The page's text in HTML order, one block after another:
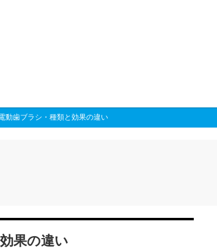
動歯ブラシ・種類と効果の違い
果の違い